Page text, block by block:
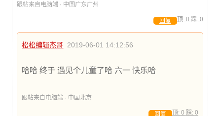
跟帖来自电脑端 · 中国广东广州
顶: 0 踩: 0
回复
松松编辑杰哥 2019-06-01 14:12:56
哈哈 终于 遇见个儿童了哈 六一 快乐哈
跟帖来自电脑端 · 中国北京
顶: 0 踩: 0
回复